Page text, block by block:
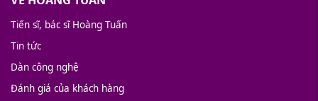
Tiến sĩ, bác sĩ Hoàng Tuấn
Tin tức
Dàn công nghệ
Đánh giá của khách hàng